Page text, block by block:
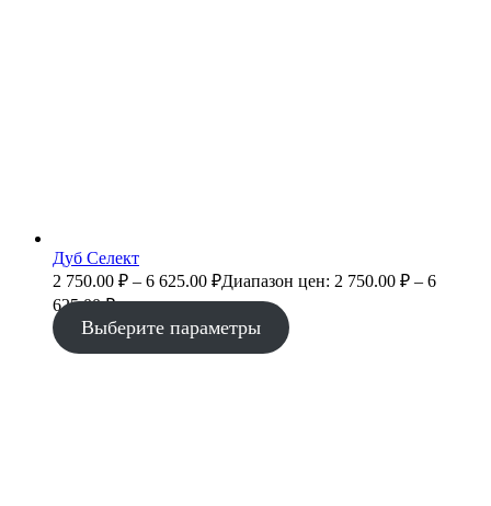
Дуб Селект
2 750.00 ₽ – 6 625.00 ₽Диапазон цен: 2 750.00 ₽ – 6
625.00 ₽
Выберите параметры